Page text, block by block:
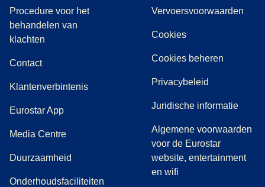
Procedure voor het
behandelen van
klachten
Contact
Klantenverbintenis
Eurostar App
Media Centre( opent in een nieuwe tab)
Duurzaamheid
Onderhoudsfaciliteiten
Vervoersvoorwaarden
Cookies
Cookies beheren
Privacybeleid
Juridische informatie
Algemene voorwaarden
voor de Eurostar
website, entertainment
en wifi